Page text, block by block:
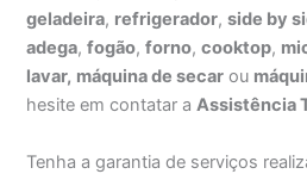
geladeira, refrigerador,side by
adega,fogão,forno,cooktop,
lavar, máquina de secar ou
hesite em contatar aAssistência
Tenha a garantia de serviços